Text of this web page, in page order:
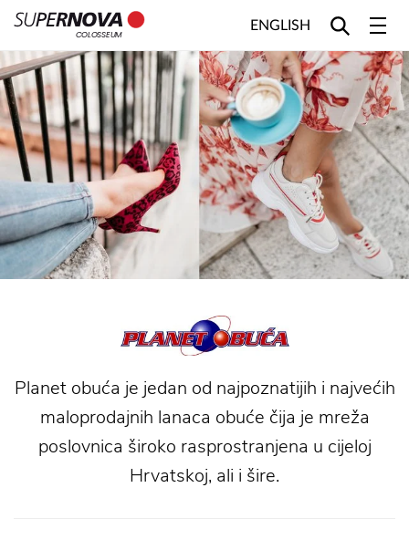
COLOSSEUM
ENGLISH
Planet obuća je jedan od najpoznatijih i najvećih
maloprodajnih lanaca obuće čija je mreža
poslovnica široko rasprostranjena u cijeloj
Hrvatskoj, ali i šire.